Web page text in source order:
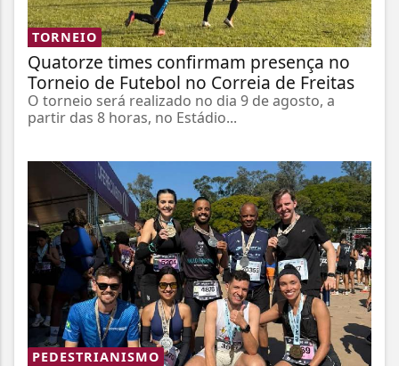
TORNEIO
Quatorze times confirmam presença no
Torneio de Futebol no Correia de Freitas
O torneio será realizado no dia 9 de agosto, a
partir das 8 horas, no Estádio...
PEDESTRIANISMO